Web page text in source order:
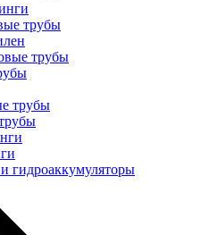
трубы
трубы
трубы
гидроаккумуляторы